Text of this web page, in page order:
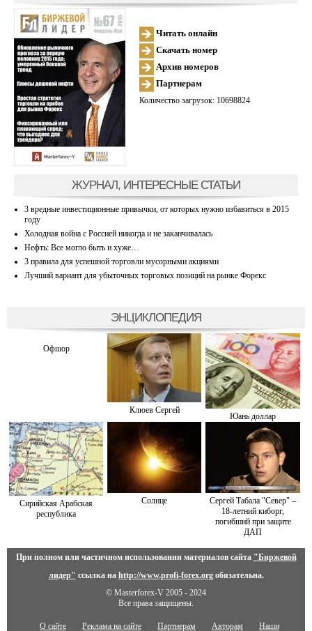
Читать онлайн
Скачать номер
Архив номеров
Партнерам
Количество загрузок: 10698824
ЖУРНАЛ, ИНТЕРЕСНЫЕ СТАТЬИ
3 вредные инвестиционные привычки, от которых нужно избавиться в 2015
году
Холодная война с Россией никогда и не заканчивалась
Нефть: Все могло быть и хуже…
3 правила для успешной торговли мусорными акциями
Лучший вариант для убыточных торговых позиций на рынке Форекс
ЭНЦИКЛОПЕДИЯ
Офшор
Клюев Сергей
Юань доллар
Сирийская Арабская
республика
Солнце
Сергей Табала "Север" –
18-летний киборг,
погибший при защите
ДАП
При полном или частичном использовании материалов сайта "Биржевой
лидер" ссылка на http://www.profi-forex.orgобязательна.
© Masterforex-V 2005 - 2024
Все права защищены.
О сайте Реклама на сайте Партнерам Авторам Наши